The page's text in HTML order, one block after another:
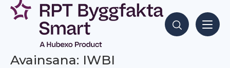
Siirry
sisältöön
Hae sisältöjä
Avainsana: IWBI